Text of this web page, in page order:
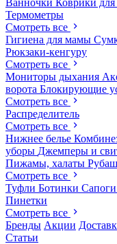
Ванночки Коврики
Термометры
Смотреть все
Гигиена для мамы
Рюкзаки-кенгуру
Смотреть все
Мониторы дыхания
ворота Блокирующие
Смотреть все
Распределитель
Смотреть все
Нижнее белье
уборы Джемперы и
Пижамы, халаты
Смотреть все
Туфли Ботинки Сапоги
Пинетки
Смотреть все
Бренды Акции
Статьи